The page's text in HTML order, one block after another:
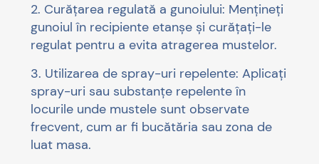
2. Curățarea regulată a gunoiului: Mențineți
gunoiul în recipiente etanșe și curățați-le
regulat pentru a evita atragerea mustelor.
3. Utilizarea de spray-uri repelente: Aplicați
spray-uri sau substanțe repelente în
locurile unde mustele sunt observate
frecvent, cum ar fi bucătăria sau zona de
luat masa.